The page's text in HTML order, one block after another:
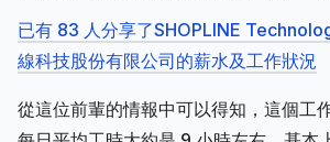
已有 83 人分享了SHOPLINE
線科技股份有限公司的薪水及工作狀況
從這位前輩的情報中可以得知，這個工